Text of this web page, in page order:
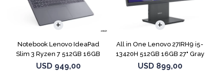
Notebook Lenovo IdeaPad
Slim 3 Ryzen 7 512GB 16GB
15.3 Touch
USD 949,00
All in One Lenovo 27IRH9 i5-
13420H 512GB 16GB 27" Gray
USD 899,00